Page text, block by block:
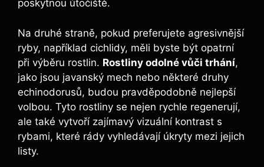
poskytnou útočiště.
Na druhé straně, pokud preferujete‌ agresivnější
ryby, například cichlidy, ⁣měli ‍byste být opatrní
při výběru rostlin. Rostliny odolné⁢ vůči trhání,
jako ​jsou javanský mech nebo⁢ některé druhy
echinodorusů,‍ budou pravděpodobně nejlepší
volbou. Tyto rostliny‌ se nejen rychle ‌regenerují,
ale také ‌vytvoří zajímavý vizuální kontrast s
rybami, které rády vyhledávají úkryty ‌mezi ​jejich
listy.